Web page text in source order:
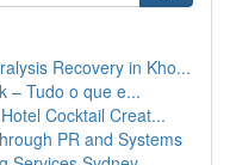
Recovery in Kho...
– Tudo o que e...
Cocktail Creat...
PR and Systems